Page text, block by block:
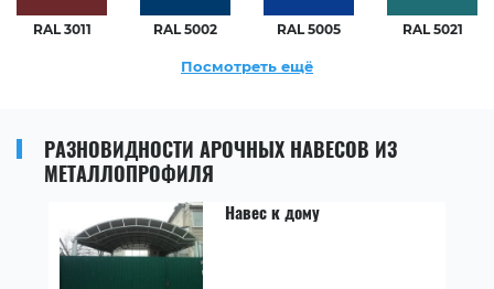
RAL 3011 RAL 5002 RAL 5005 RAL 5021
Посмотреть ещё
РАЗНОВИДНОСТИ АРОЧНЫХ НАВЕСОВ ИЗ
МЕТАЛЛОПРОФИЛЯ
Навес к дому